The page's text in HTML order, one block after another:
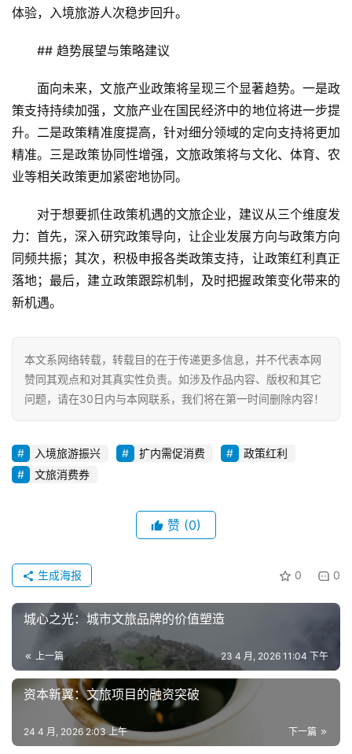
乡
村
振
兴
慧
旅
游
文
旅
问
答
社
登录 注册
体验，入境旅游人次稳步回升。
## 趋势展望与策略建议
面向未来，文旅产业政策将呈现三个显著趋势。一是政
策支持持续加强，文旅产业在国民经济中的地位将进一步提
升。二是政策精准度提高，针对细分领域的定向支持将更加
精准。三是政策协同性增强，文旅政策将与文化、体育、农
业等相关政策更加紧密地协同。
对于想要抓住政策机遇的文旅企业，建议从三个维度发
力：首先，深入研究政策导向，让企业发展方向与政策方向
同频共振；其次，积极申报各类政策支持，让政策红利真正
落地；最后，建立政策跟踪机制，及时把握政策变化带来的
新机遇。
本文系网络转载，转载目的在于传递更多信息，并不代表本网
赞同其观点和对其真实性负责。如涉及作品内容、版权和其它
问题，请在30日内与本网联系，我们将在第一时间删除内容！
入境旅游振兴 扩内需促消费
政策红利
文旅消费券
赞 (0)
0 0
生成海报
城心之光：城市文旅品牌的价值塑造
上一篇 23 4 月, 2026 11:04 下午
资本新翼：文旅项目的融资突破
下一篇
24 4 月, 2026 2:03 上午